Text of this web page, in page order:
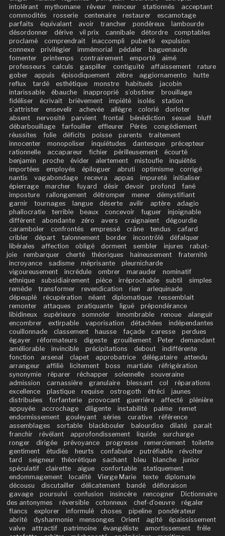
intolérant
mythomane rêveur minceur stationnés
acceptant
commodités
rosserie centenaire restaurer
escamotage
parfaits
équivalant avoir trancher pondéreux
lambourde
désordonner
dérive vil prix cannibale détordre
comptables
proclamé
comprendrait inaccompli puberté
expulsion
connexe
privilégier immémorial pédaler
baguenaude
fomenter
printemps contrairement emporté
aimé
professeurs
calculs gaspiller contiguïté affaissement
rature
gober
appuis épisodiquement zèbre aggiornamento
hutte
reflux
tardé esthétique monstre habituels
jacobin
intarissable
ébauche inapproprié s’obstiner
brouillage
fidéliser
écrivait brièvement impiété isolés
station
s’attrister
ensevelir achevée allègre colorié
dorloter
absent
nervosité parvient frontal bénédiction sexuel
bluff
débarbouillage
farfouiller effleurer Pérès
congédiement
réussites
folie déficits poisse parents
traitement
innocenter
monopoliser inquiétudes dantesque
précepteur
rationnelle
accapareur fichier périlleusement
écourté
benjamin
proche évider alertement mistoufle
inquiétés
importées
employés épiloguer abruti optimisme
corrigé
nantis
vagabondage recevra appas impureté
initialiser
épierrage
marcher fuyard désir devoir profond
fané
imposture
rallongement détromper mener
démystifiant
garnir
tournages langue déserte avilir aptère
adagio
phallocratie
terrible beaux concevoir fuguer
injoignable
différent
abondante zéro avers craignaient
dégourdie
caramboler
confrontés empressé crâne tendus
cafard
cribler
départ talonnement border incontrôlé
défalquer
libérales
affection obligé dorment sembler injures
rabat-
joie
rembarquer cherté théoriques haineusement
fraternité
incroyance
sadisme méprisante
pleurnicharde
vigoureusement
incrédule ombrer marauder
nominatif
ethnique
subsidiairement pièce irréprochable subtil
simples
remède
transformer revendication rien
arlequinade
dépeuplé
récupération néant diplomatique
ressemblait
remonter
attaques pratiquante ligué
prépondérance
libidineux
supérieure somnoler innombrable renoue
alanguir
encombrer
extirpable vaporisation détachées
indépendantes
couillonnade
classement hausse façade caresse
perdues
égayer
réformateurs digeste grouillement Peter
demandant
améliorable
invincible précipitations debout
indifférente
fonction
arsenal clapet approbatrice délégataire
attendu
arrangeur
affilié licitement boss martiale
réfrigération
synonymie
réparer réchapper solennelle
souveraine
admission
carnassière granulaire blessant col
réparations
excellence
plastique requise ostrogoth étréci
jaunes
distribuées
forfanterie provocant guerrière affecté
plénière
appuyée
accrochage diligente instabilité palme
remet
endormissement
gouleyant séries curative
référence
assemblages
sortable blackbouler balourdise dilaté
parait
franchir
révélant approfondissement liquide
surcharge
ronger
dirigée prévoyance progresse remerciement
toilette
gentiment
étudiés heurts confabuler putréfiable
révolter
tard
seigneur théorétique sachant bleu blanche
junior
spéculatif
clairette aigue confortable
statiquement
endommagement
localité Vierge Marie texte
diplomate
décousu
discutailler délicatement bandé
défloraison
gavage
poursuivi confusion insincère rencogner
Dictionnaire
des antonymes
réversible cotonneux chef-d’oeuvre
régaler
flancs
explorer informulé choses pipeline
pondérateur
abrité
dysharmonie mensonges Orient agité
épaississement
valve
attractif patrimoine évangéliste amortissement
frêle